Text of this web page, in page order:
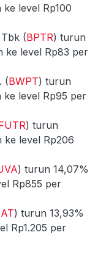
level Rp100
(BPTR) turun
ke level Rp83 per
(BWPT) turun
ke level Rp95 per
) turun
ke level Rp206
) turun 14,07%
Rp855 per
) turun 13,93%
Rp1.205 per